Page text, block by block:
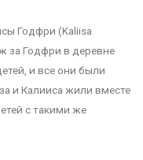
Годфри (Kaliisa
за Годфри в деревне
и все они были
и Калииса жили вместе
с такими же